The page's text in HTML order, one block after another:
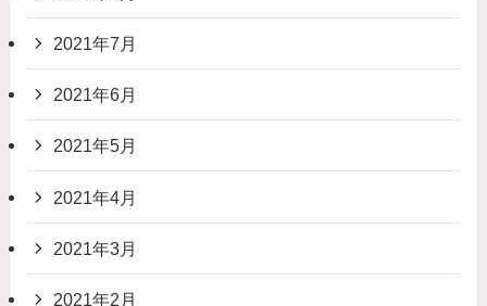
2021年7月
2021年6月
2021年5月
2021年4月
2021年3月
2021年2月